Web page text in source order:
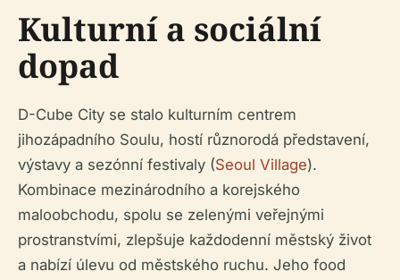
Kulturní a sociální
dopad
D-Cube City se stalo kulturním centrem
jihozápadního Soulu, hostí různorodá představení,
výstavy a sezónní festivaly (Seoul Village).
Kombinace mezinárodního a korejského
maloobchodu, spolu se zelenými veřejnými
prostranstvími, zlepšuje každodenní městský život
a nabízí úlevu od městského ruchu. Jeho food